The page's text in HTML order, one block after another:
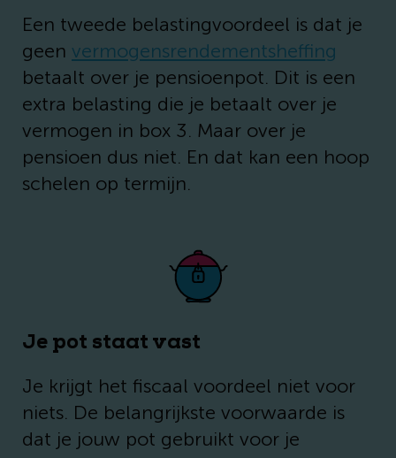
Een tweede belastingvoordeel is dat je
geen vermogensrendementsheffing
betaalt over je pensioenpot. Dit is een
extra belasting die je betaalt over je
vermogen in box 3. Maar over je
pensioen dus niet. En dat kan een hoop
schelen op termijn.
Je pot staat vast
Je krijgt het fiscaal voordeel niet voor
niets. De belangrijkste voorwaarde is
dat je jouw pot gebruikt voor je